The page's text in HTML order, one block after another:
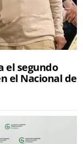
el segundo
el Nacional de